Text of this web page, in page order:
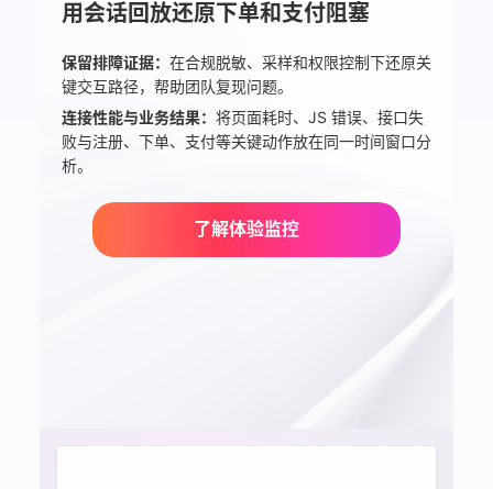
用会话回放还原下单和支付阻塞
保留排障证据： 在合规脱敏、采样和权限控制下还原关
键交互路径，帮助团队复现问题。
连接性能与业务结果： 将页面耗时、JS 错误、接口失
败与注册、下单、支付等关键动作放在同一时间窗口分
析。
了解体验监控